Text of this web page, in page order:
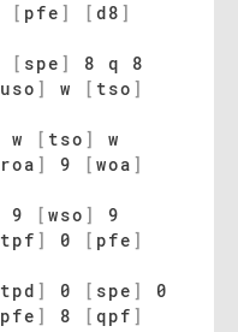
[ pfe ] [ d8 ]
[ spe ]
8 q 8
uso ] w [ tso ]
w [ tso ]
w
roa ] 9 [ woa ]
9 [ wso ]
9
tpf ] 0 [ pfe ]
tpd ] 0 [ spe ]
0
pfe ] 8 [ qpf ]